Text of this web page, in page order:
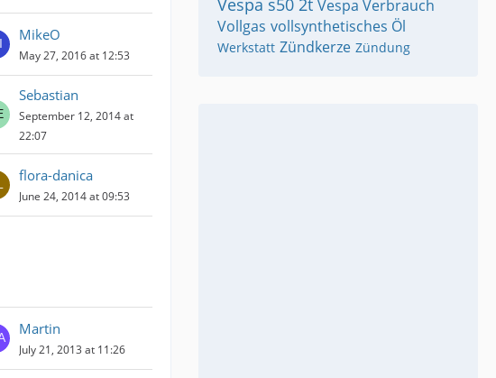
MikeO
May 27, 2016 at 12:53
Sebastian
September 12, 2014 at
22:07
flora-danica
June 24, 2014 at 09:53
Martin
July 21, 2013 at 11:26
Vespa s50 2t Vespa Verbrauch
Vollgas vollsynthetisches Öl
Werkstatt Zündkerze Zündung